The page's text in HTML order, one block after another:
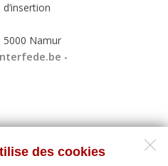
des cookies
5000 Namur
-